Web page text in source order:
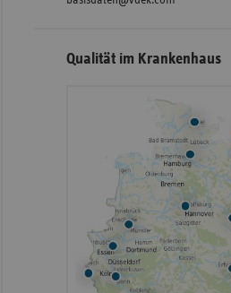
Qualität im Krankenhaus